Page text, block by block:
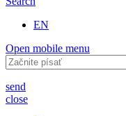
EN
Open mobile menu
Hľadať:
send
close